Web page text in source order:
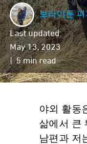
브라이튼 피
Last updated:
May 13, 2023
| 5 min read
야외 활동
삶에서 큰
남편과 저